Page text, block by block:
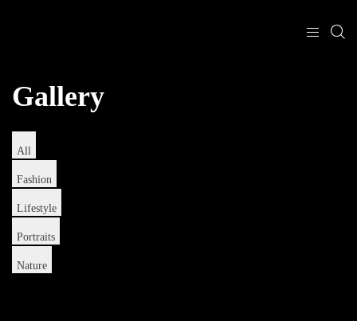
Gallery
All
Fashion
Lifestyle
Portraits
Nature